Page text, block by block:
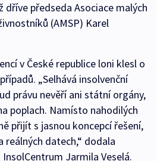
dříve předseda Asociace malých
(AMSP) Karel
v České republice loni klesl o
„Selhává insolvenční
právu nevěří ani státní orgány,
poplach. Namísto nahodilých
přijít s jasnou koncepcí řešení,
reálných datech,“ dodala
Jarmila Veselá.